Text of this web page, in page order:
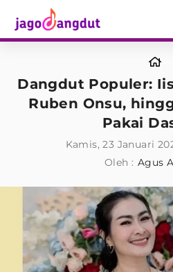
Dangdut Populer:
Ruben Onsu,
Pakai
Kamis, 23 Januari
Oleh : Agus